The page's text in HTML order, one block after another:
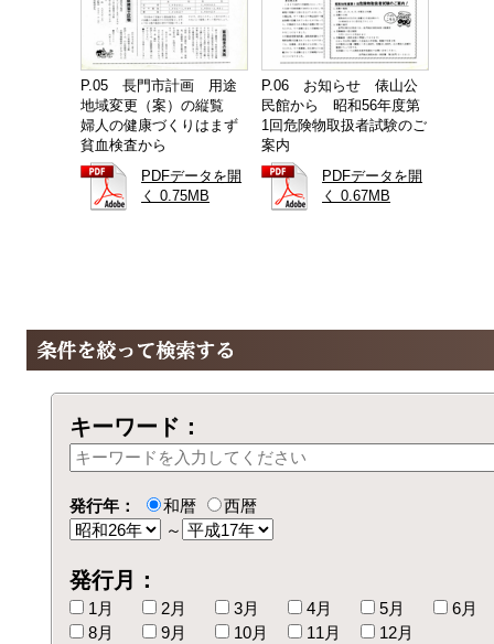
P.05 長門市計画 用途
地域変更（案）の縦覧
婦人の健康づくりはまず
貧血検査から
PDFデータを開
く 0.75MB
P.06 お知らせ 俵山公
民館から 昭和56年度第
1回危険物取扱者試験のご
案内
PDFデータを開
く 0.67MB
キーワード：
発行年： 和暦
西暦
～
発行月：
1月 2月 3月 4月 5月
6月
8月
9月 10月 11月 12月